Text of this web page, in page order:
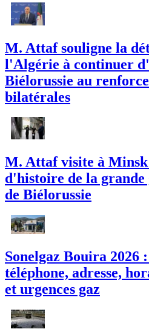
M. Attaf souligne la
l'Algérie à continuer
Biélorussie au
bilatérales
M. Attaf visite à Minsk
d'histoire de la
de Biélorussie
Sonelgaz Bouira 2026
téléphone, adresse,
et urgences gaz